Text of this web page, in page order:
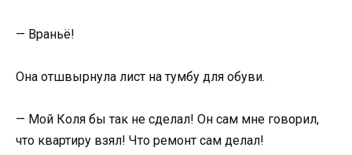
— Враньё!
Она отшвырнула лист на тумбу для обуви.
— Мой Коля бы так не сделал! Он сам мне говорил,
что квартиру взял! Что ремонт сам делал!